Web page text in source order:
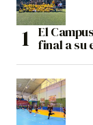
El
final a su